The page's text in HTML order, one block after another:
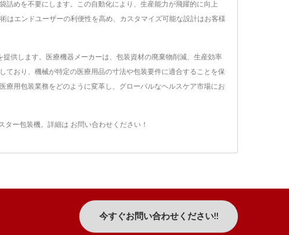
詰めを不要にします。この自動化により、生産能力が飛躍的に向上
はエンドユーザーの利便性を高め、カスタマイズ可能な設計はお客様
供します。医療機器メーカーは、包装資材の廃棄物削減、生産効率
おり、機械が特定の医療用品の寸法や包装要件に適合することを保
用包装業務をどのように変革し、グローバルなヘルスケア市場にお
ター包装機。詳細は お問い合わせください！
今すぐお問い合わせください!!